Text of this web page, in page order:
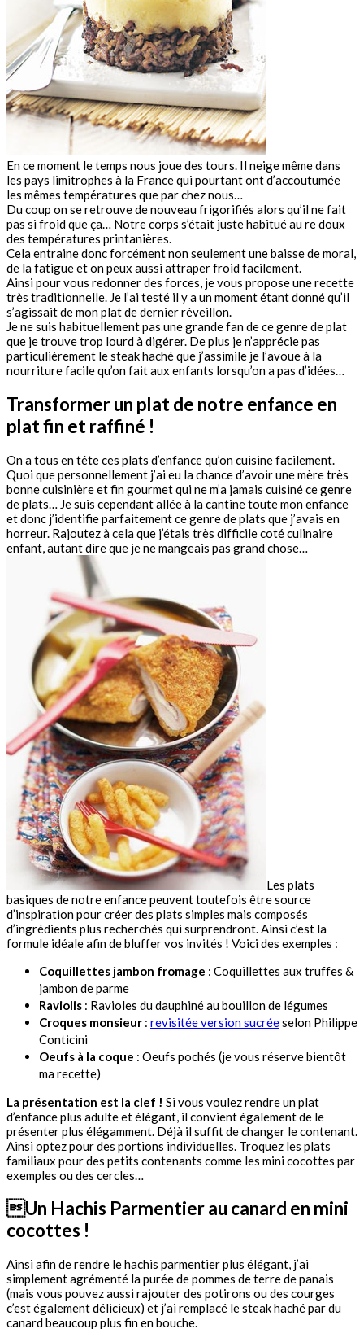
En ce moment le temps nous joue des tours. Il neige même dans
les pays limitrophes à la France qui pourtant ont d’accoutumée
les mêmes températures que par chez nous…
Du coup on se retrouve de nouveau frigorifiés alors qu’il ne fait
pas si froid que ça… Notre corps s’était juste habitué au re doux
des températures printanières.
Cela entraine donc forcément non seulement une baisse de moral,
de la fatigue et on peux aussi attraper froid facilement.
Ainsi pour vous redonner des forces, je vous propose une recette
très traditionnelle. Je l’ai testé il y a un moment étant donné qu’il
s’agissait de mon plat de dernier réveillon.
Je ne suis habituellement pas une grande fan de ce genre de plat
que je trouve trop lourd à digérer. De plus je n’apprécie pas
particulièrement le steak haché que j’assimile je l’avoue à la
nourriture facile qu’on fait aux enfants lorsqu’on a pas d’idées…
Transformer un plat de notre enfance en
plat fin et raffiné !
On a tous en tête ces plats d’enfance qu’on cuisine facilement.
Quoi que personnellement j’ai eu la chance d’avoir une mère très
bonne cuisinière et fin gourmet qui ne m’a jamais cuisiné ce genre
de plats… Je suis cependant allée à la cantine toute mon enfance
et donc j’identifie parfaitement ce genre de plats que j’avais en
horreur. Rajoutez à cela que j’étais très difficile coté culinaire
enfant, autant dire que je ne mangeais pas grand chose…
Les plats
basiques de notre enfance peuvent toutefois être source
d’inspiration pour créer des plats simples mais composés
d’ingrédients plus recherchés qui surprendront. Ainsi c’est la
formule idéale afin de bluffer vos invités ! Voici des exemples :
Coquillettes jambon fromage : Coquillettes aux truffes &
jambon de parme
Raviolis : Ravioles du dauphiné au bouillon de légumes
Croques monsieur : revisitée version sucréeselon Philippe
Conticini
Oeufs à la coque : Oeufs pochés (je vous réserve bientôt
ma recette)
La présentation est la clef ! Si vous voulez rendre un plat
d’enfance plus adulte et élégant, il convient également de le
présenter plus élégamment. Déjà il suffit de changer le contenant.
Ainsi optez pour des portions individuelles. Troquez les plats
familiaux pour des petits contenants comme les mini cocottes par
exemples ou des cercles…
Un Hachis Parmentier au canard en mini
cocottes !
Ainsi afin de rendre le hachis parmentier plus élégant, j’ai
simplement agrémenté la purée de pommes de terre de panais
(mais vous pouvez aussi rajouter des potirons ou des courges
c’est également délicieux) et j’ai remplacé le steak haché par du
canard beaucoup plus fin en bouche.